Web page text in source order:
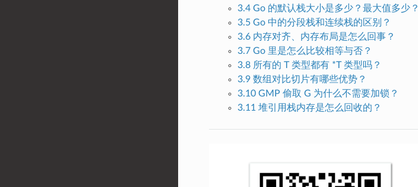
3.4 Go 的默认栈大小是多少？最大值多少？
3.5 Go 中的分段栈和连续栈的区别？
3.6 内存对齐、内存布局是怎么回事？
3.7 Go 里是怎么比较相等与否？
3.8 所有的 T 类型都有 *T 类型吗？
3.9 数组对比切片有哪些优势？
3.10 GMP 偷取 G 为什么不需要加锁？
3.11 堆引用栈内存是怎么回收的？